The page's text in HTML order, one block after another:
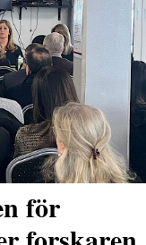
för